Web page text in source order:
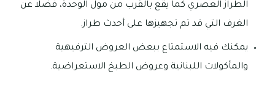
الطراز العصري كما يقع بالقرب من مول الوحدة، فضلا عن
الغرف التي قد تم تجهيزها على أحدث طراز.
يمكنك فيه الاستمتاع ببعض العروض الترفيهية
والمأكولات اللبنانية وعروض الطبخ الاستعراضية.